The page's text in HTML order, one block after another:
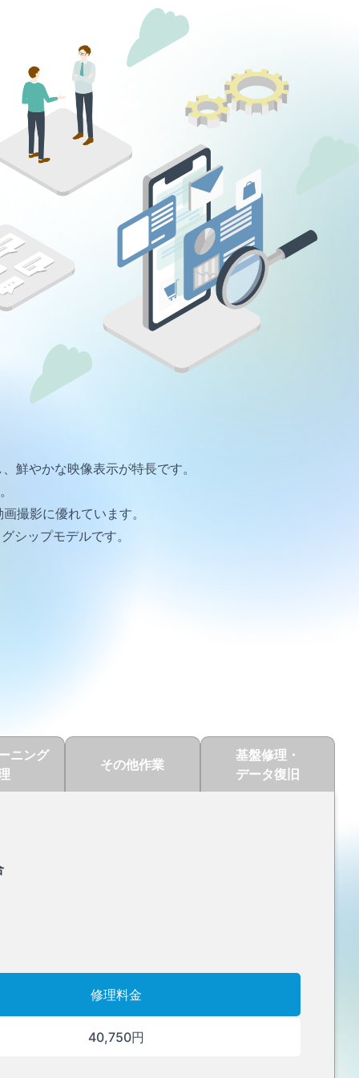
鮮やかな映像表示が特長です。
撮影に優れています。
シップモデルです。
ニング
その他作業
基盤修理・
データ復旧
修理料金
40,750円